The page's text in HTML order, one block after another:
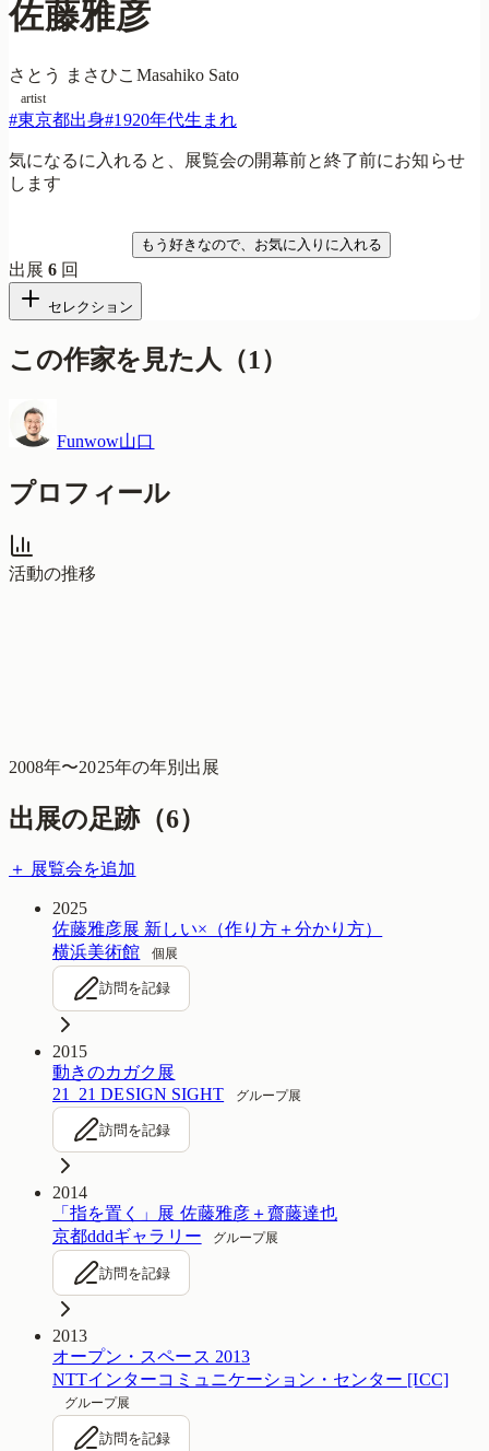
佐藤雅彦
さとう まさひこ Masahiko Sato
artist
#東京都出身#1920年代生まれ
気になるに入れると、展覧会の開幕前と終了前にお知らせ
します
もう好きなので、お気に入りに入れる
出展6 回
セレクション
この作家を見た人 （1）
Funwow山口
プロフィール
活動の推移
2008年〜2025年の年別出展
出展の足跡（6）
＋ 展覧会を追加
2025
佐藤雅彦展 新しい×（作り方＋分かり方）
横浜美術館
個展
訪問を記録
2015
動きのカガク展
21_21 DESIGN SIGHT
グループ展
訪問を記録
2014
「指を置く」展 佐藤雅彦＋齋藤達也
京都dddギャラリー
グループ展
訪問を記録
2013
オープン・スペース 2013
NTTインターコミュニケーション・センター [ICC]
グループ展
訪問を記録